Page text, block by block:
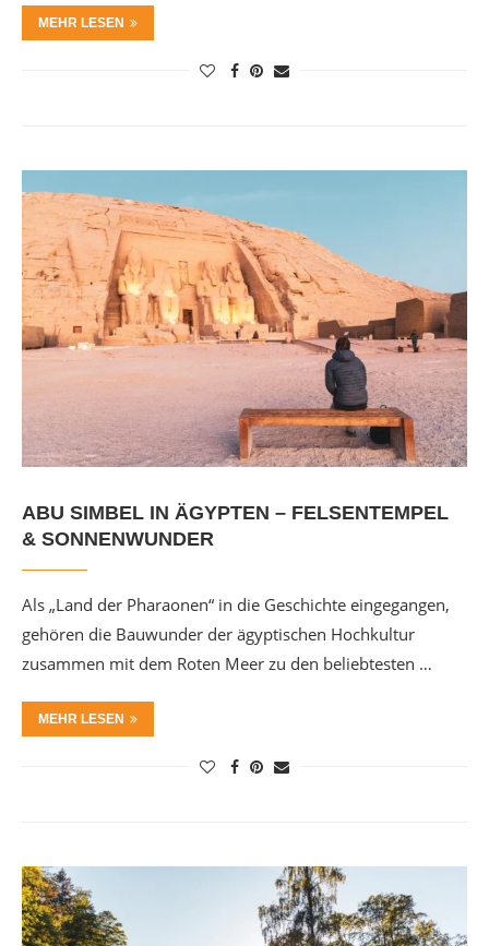
MEHR LESEN
ABU SIMBEL IN ÄGYPTEN – FELSENTEMPEL
& SONNENWUNDER
Als „Land der Pharaonen“ in die Geschichte eingegangen,
gehören die Bauwunder der ägyptischen Hochkultur
zusammen mit dem Roten Meer zu den beliebtesten …
MEHR LESEN